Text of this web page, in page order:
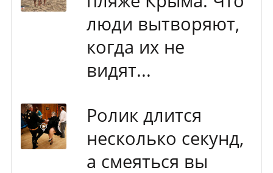
люди вытворяют,
когда их не
видят...
Ролик длится
несколько секунд,
а смеяться вы